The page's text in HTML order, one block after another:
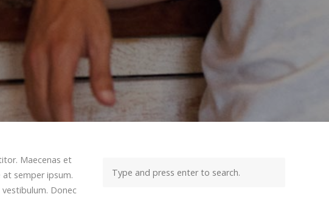
Maecenas et
at semper ipsum.
Donec